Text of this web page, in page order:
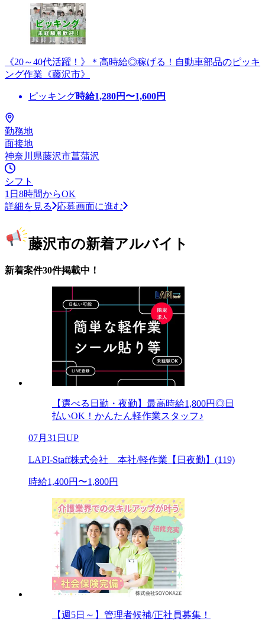
《20～40代活躍！》＊高時給◎稼げる！自動車部品のピッキ
ング作業《藤沢市》
ピッキング時給1,280円〜1,600円
勤務地
面接地
神奈川県藤沢市菖蒲沢
シフト
1日8時間からOK
詳細を見る
応募画面に進む
藤沢市の新着アルバイト
新着案件30件掲載中！
【選べる日勤・夜勤】最高時給1,800円◎日
払いOK！かんたん軽作業スタッフ♪
07月31日UP
LAPI-Staff株式会社 本社/軽作業【日夜勤】(119)
時給1,400円〜1,800円
【週5日～】管理者候補/正社員募集！